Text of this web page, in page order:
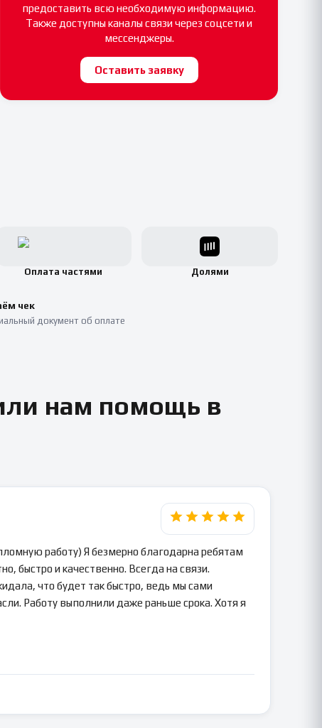
предоставить всю необходимую информацию.
Также доступны каналы связи через соцсети и
мессенджеры.
Оставить заявку
Оплата частями Долями
чек
документ об оплате
нам помощь в
работу) Я безмерно благодарна ребятам
быстро и качественно. Всегда на связи.
что будет так быстро, ведь мы сами
Работу выполнили даже раньше срока. Хотя я